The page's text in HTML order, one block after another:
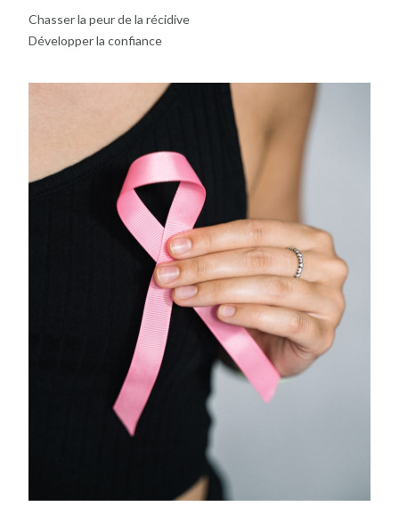
Chasser la peur de la récidive
Développer la confiance